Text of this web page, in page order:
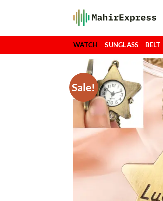
WATCH SUNGLASS BELT
Sale!